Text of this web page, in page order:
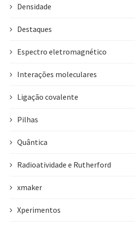
Densidade
Destaques
Espectro eletromagnético
Interações moleculares
Ligação covalente
Pilhas
Quântica
Radioatividade e Rutherford
xmaker
Xperimentos